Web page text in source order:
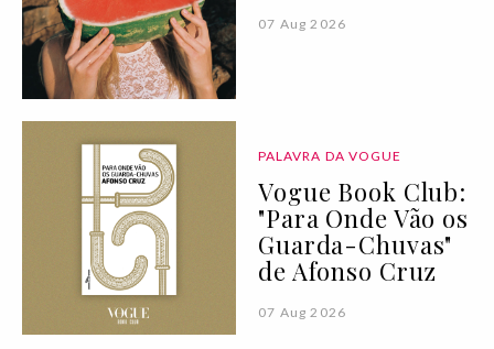
07 Aug 2026
PALAVRA DA VOGUE
Vogue Book Club:
"Para Onde Vão os
Guarda-Chuvas"
de Afonso Cruz
07 Aug 2026